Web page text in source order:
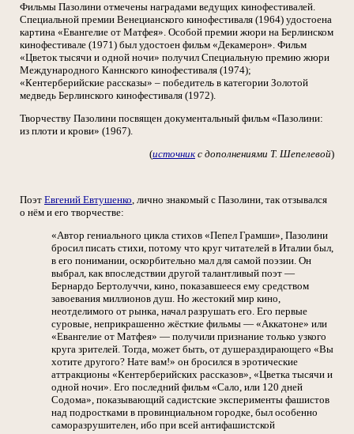
Фильмы Пазолини отмечены наградами ведущих кинофестивалей.
Специальной премии Венецианского кинофестиваля (1964) удостоена
картина «Евангелие от Матфея». Особой премии жюри на Берлинском
кинофестивале (1971) был удостоен фильм «Декамерон». Фильм
«Цветок тысячи и одной ночи» получил Специальную премию жюри
Международного Каннского кинофестиваля (1974);
«Кентерберийские рассказы» – победитель в категории Золотой
медведь Берлинского кинофестиваля (1972).
Творчеству Пазолини посвящен документальный фильм «Пазолини:
из плоти и крови» (1967).
(источник с дополнениями Т. Шепелевой)
Поэт Евгений Евтушенко, лично знакомый с Пазолини, так отзывался
о нём и его творчестве:
«Автор гениального цикла стихов «Пепел Грамши», Пазолини
бросил писать стихи, потому что круг читателей в Италии был,
в его понимании, оскорбительно мал для самой поэзии. Он
выбрал, как впоследствии другой талантливый поэт —
Бернардо Бертолуччи, кино, показавшееся ему средством
завоевания миллионов душ. Но жестокий мир кино,
неотделимого от рынка, начал разрушать его. Его первые
суровые, неприкрашенно жёсткие фильмы — «Аккатоне» или
«Евангелие от Матфея» — получили признание только узкого
круга зрителей. Тогда, может быть, от душераздирающего «Вы
хотите другого? Нате вам!» он бросился в эротические
аттракционы «Кентерберийских рассказов», «Цветка тысячи и
одной ночи». Его последний фильм «Сало, или 120 дней
Содома», показывающий садистские эксперименты фашистов
над подростками в провинциальном городке, был особенно
саморазрушителен, ибо при всей антифашистской